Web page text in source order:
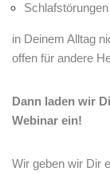
Schlafstörungen
in Deinem Alltag
offen für andere
Dann laden wir
Webinar ein!
Wir geben wir Dir